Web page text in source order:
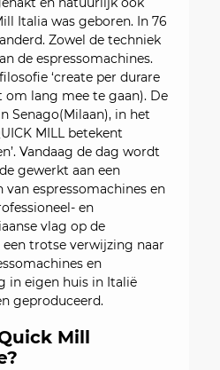
Italia was geboren. In 76
Zowel de techniek
de espressomachines.
‘create per durare
om lang mee te gaan). De
Senago(Milaan), in het
MILL betekent
Vandaag de dag wordt
gewerkt aan een
espressomachines en
en
vlag op de
een trotse verwijzing naar
en
in eigen huis in Italië
geproduceerd.
Mill